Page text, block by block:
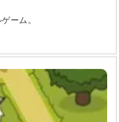
ーム。